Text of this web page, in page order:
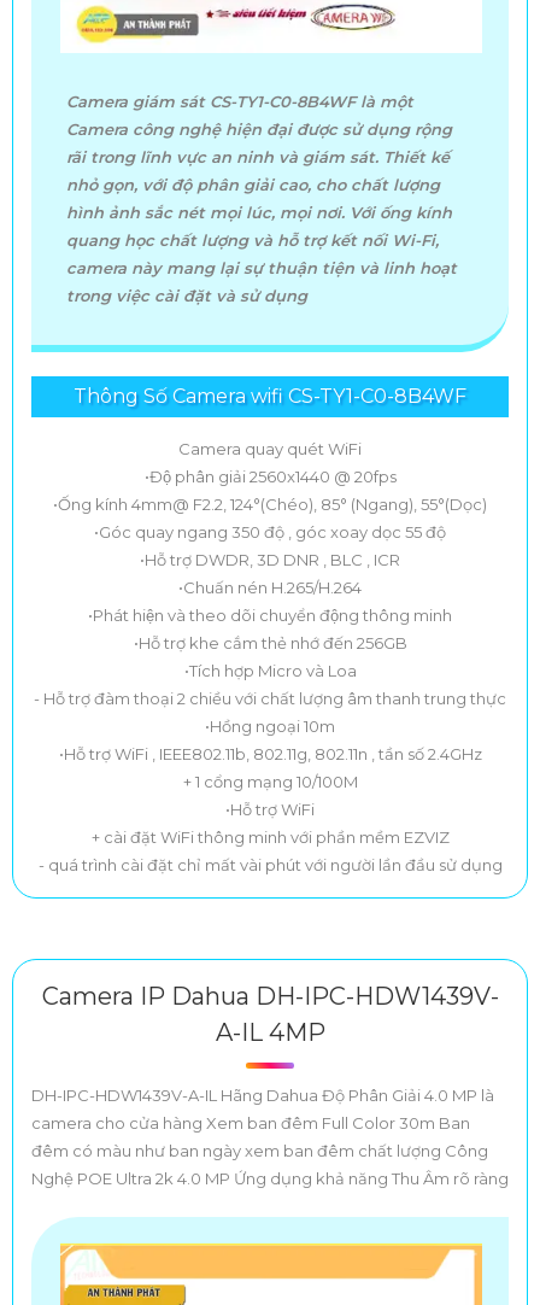
Camera giám sát CS-TY1-C0-8B4WF là một
Camera công nghệ hiện đại được sử dụng rộng
rãi trong lĩnh vực an ninh và giám sát. Thiết kế
nhỏ gọn, với độ phân giải cao, cho chất lượng
hình ảnh sắc nét mọi lúc, mọi nơi. Với ống kính
quang học chất lượng và hỗ trợ kết nối Wi-Fi,
camera này mang lại sự thuận tiện và linh hoạt
trong việc cài đặt và sử dụng
Thông Số Camera wifi CS-TY1-C0-8B4WF
Camera quay quét WiFi
•Độ phân giải 2560x1440 @ 20fps
•Ống kính 4mm@ F2.2, 124°(Chéo), 85° (Ngang), 55°(Dọc)
•Góc quay ngang 350 độ , góc xoay dọc 55 độ
•Hỗ trợ DWDR, 3D DNR , BLC , ICR
•Chuấn nén H.265/H.264
•Phát hiện và theo dõi chuyển động thông minh
•Hỗ trợ khe cắm thẻ nhớ đến 256GB
•Tích hợp Micro và Loa
- Hỗ trợ đàm thoại 2 chiều với chất lượng âm thanh trung thực
•Hồng ngoại 10m
•Hỗ trợ WiFi , IEEE802.11b, 802.11g, 802.11n , tần số 2.4GHz
+ 1 cổng mạng 10/100M
•Hỗ trợ WiFi
+ cài đặt WiFi thông minh với phần mềm EZVIZ
- quá trình cài đặt chỉ mất vài phút với người lần đầu sử dụng
Camera IP Dahua DH-IPC-HDW1439V-
A-IL 4MP
DH-IPC-HDW1439V-A-IL Hãng Dahua Độ Phân Giải 4.0 MP là
camera cho cửa hàng Xem ban đêm Full Color 30m Ban
đêm có màu như ban ngày xem ban đêm chất lượng Công
Nghệ POE Ultra 2k 4.0 MP Ứng dụng khả năng Thu Âm rõ ràng